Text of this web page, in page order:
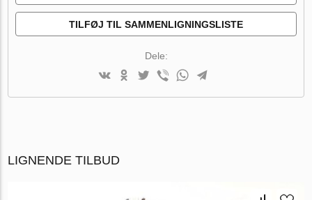
TILFØJ TIL SAMMENLIGNINGSLISTE
Dele:
LIGNENDE TILBUD